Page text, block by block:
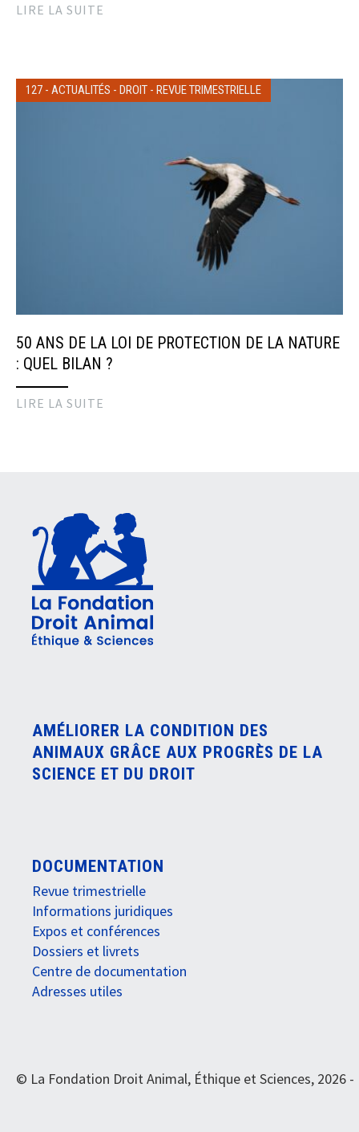
LIRE LA SUITE
127 - ACTUALITÉS - DROIT - REVUE TRIMESTRIELLE
50 ANS DE LA LOI DE PROTECTION DE LA NATURE
: QUEL BILAN ?
LIRE LA SUITE
AMÉLIORER LA CONDITION DES
ANIMAUX GRÂCE AUX PROGRÈS DE LA
SCIENCE ET DU DROIT
DOCUMENTATION
Revue trimestrielle
Informations juridiques
Expos et conférences
Dossiers et livrets
Centre de documentation
Adresses utiles
© La Fondation Droit Animal, Éthique et Sciences, 2026 -